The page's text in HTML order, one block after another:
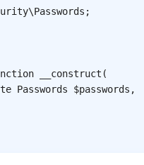
\Passwords ;
__construct (
Passwords $passwords ,